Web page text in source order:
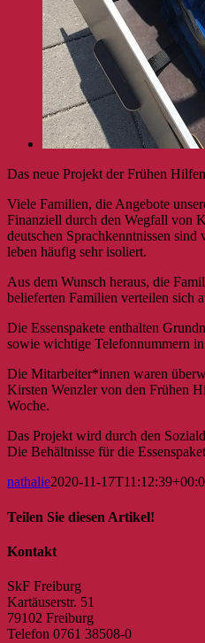
Das neue Projekt der Frühen
Viele Familien, die Angebote
Finanziell durch den Wegfall von
deutschen Sprachkenntnissen
leben häufig sehr isoliert.
Aus dem Wunsch heraus, die
belieferten Familien verteilen sich
Die Essenspakete enthalten
sowie wichtige Telefonnummern
Die Mitarbeiter*innen waren
Kirsten Wenzler von den Frühen
Woche.
Das Projekt wird durch den
Die Behältnisse für die
nathalie2020-11-
Teilen Sie diesen Artikel!
Facebook
X
Reddit
LinkedIn
WhatsApp
Tumblr
Pinterest
Vk
E-
Kontakt
SkF Freiburg
Kartäuserstr. 51
79102 Freiburg
Telefon 0761 38508-0